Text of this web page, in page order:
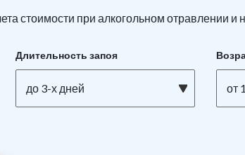
стоимости при алкогольном отравлении и
Длительность запоя
до 3-х дней от